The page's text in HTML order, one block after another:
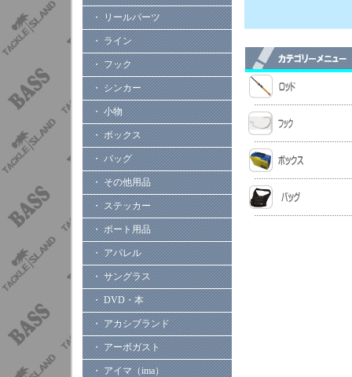
・ リールパーツ
・ ライン
・ フック
・ シンカー
・ 小物
・ ボックス
・ バッグ
・ その他用品
・ ステッカー
・ ボート用品
・ アパレル
・ サングラス
・ DVD・本
・ アカシブランド
・ アーボガスト
・ アイマ（ima）